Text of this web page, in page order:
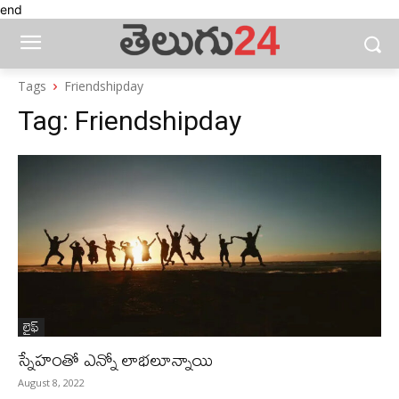
end
Tags Friendshipday
Tag: Friendshipday
లైఫ్‌
స్నేహంతో ఎన్నో లాభలూన్నాయి
August 8, 2022